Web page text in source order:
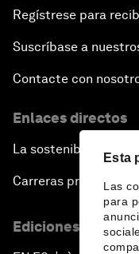
Esta
Las
para
Regístrese para
Suscríbase a
Contacte con
Enlaces directos
La sostenibilidad en
Carreras
Ediciones en